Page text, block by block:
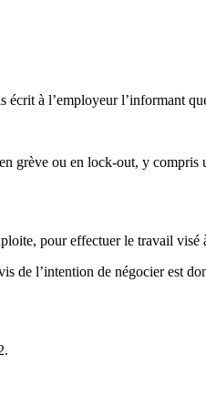
à l’employeur l’informant
grève ou en lock-out, y compris
pour effectuer le travail visé
de l’intention de négocier est